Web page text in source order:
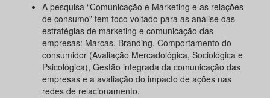
A pesquisa “Comunicação e Marketing e as relações
de consumo” tem foco voltado para as análise das
estratégias de marketing e comunicação das
empresas: Marcas, Branding, Comportamento do
consumidor (Avaliação Mercadológica, Sociológica e
Psicológica), Gestão integrada da comunicação das
empresas e a avaliação do impacto de ações nas
redes de relacionamento.